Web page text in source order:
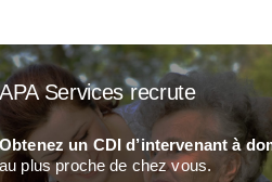
APA Services recrute
Obtenez un CDI d’intervenant à
au plus proche de chez vous.